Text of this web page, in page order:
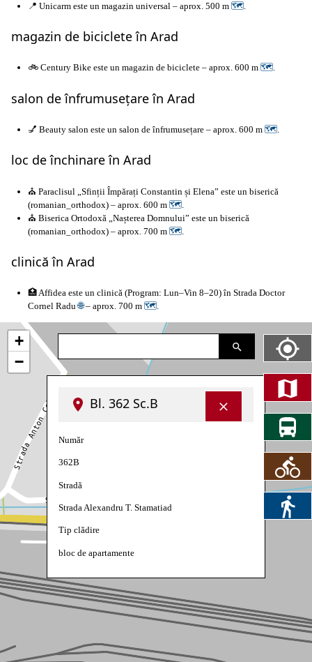
📍 Unicarm este un magazin universal – aprox. 500 m 🗺
magazin de biciclete în Arad
🚲 Century Bike este un magazin de biciclete – aprox. 600 m 🗺.
salon de înfrumusețare în Arad
💅 Beauty salon este un salon de înfrumusețare – aprox. 600 m 🗺
loc de închinare în Arad
⛪ Paraclisul „Sfinții Împărați Constantin și Elena” este un biserică
(romanian_orthodox) – aprox. 600 m 🗺
⛪ Biserica Ortodoxă „Nașterea Domnului” este un biserică
(romanian_orthodox) – aprox. 700 m 🗺
clinică în Arad
🏥 Affidea este un clinică (Program: Lun–Vin 8–20) în Strada Doctor
Cornel Radu🌐– aprox. 700 m 🗺.
Bl. 362 Sc.B
Număr
362B
Stradă
Strada Alexandru T. Stamatiad
Tip clădire
bloc de apartamente
+
−